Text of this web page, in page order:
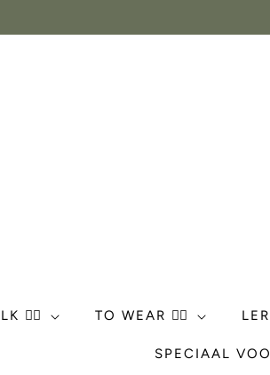
🏃‍♀️ TO WEAR 💁‍♀️
SPECIAAL